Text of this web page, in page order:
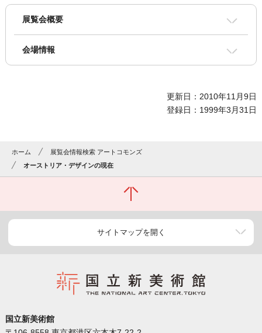
展覧会概要
会場情報
更新日：2010年11月9日
登録日：1999年3月31日
ホーム
展覧会情報検索 アートコモンズ
オーストリア・デザインの現在
サイトマップを開く
国立新美術館